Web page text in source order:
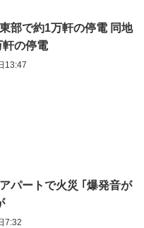
部で約1万軒の停電 同地
の停電
13:47
パートで火災 ｢爆発音が
7:32